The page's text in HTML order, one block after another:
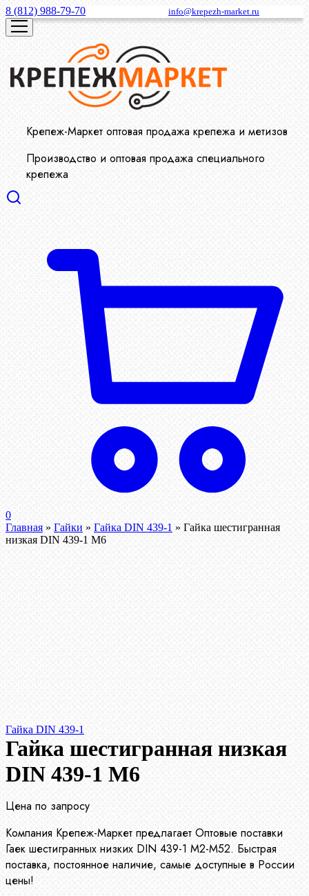
8 (812) 988-79-70 info@krepezh-market.ru
Крепеж-Маркет оптовая продажа крепежа и метизов
Производство и оптовая продажа специального
крепежа
0
Главная » Гайки » Гайка DIN 439-1 » Гайка шестигранная
низкая DIN 439-1 М6
Гайка DIN 439-1
Гайка шестигранная низкая
DIN 439-1 М6
Цена по запросу
Компания Крепеж-Маркет предлагает Оптовые поставки
Гаек шестигранных низких DIN 439-1 М2-М52. Быстрая
поставка, постоянное наличие, самые доступные в России
цены!